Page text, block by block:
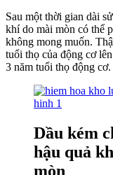
Sau một thời gian dài
khí do mài mòn có thể
không mong muốn.
tuổi thọ của động cơ
3 năm tuổi thọ động cơ.
Dầu kém
hậu quả
mòn